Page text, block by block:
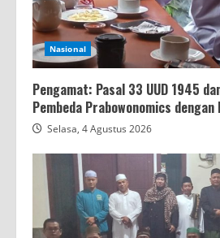
Nasional
Pengamat: Pasal 33 UUD 1945
Pembeda Prabowonomics
Selasa, 4 Agustus 2026